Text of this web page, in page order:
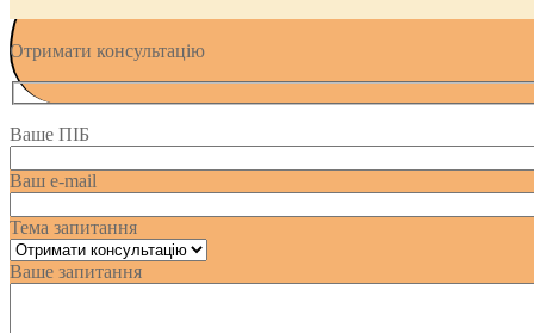
Отримати консультацію
Ваше ПІБ
Ваш e-mail
Тема запитання
Ваше запитання